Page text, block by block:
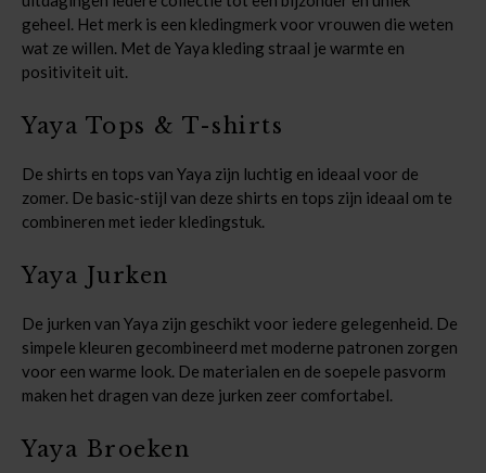
geheel. Het merk is een kledingmerk voor vrouwen die weten
wat ze willen. Met de Yaya kleding straal je warmte en
positiviteit uit.
Yaya Tops & T-shirts
De shirts en tops van Yaya zijn luchtig en ideaal voor de
zomer. De basic-stijl van deze shirts en tops zijn ideaal om te
combineren met ieder kledingstuk.
Yaya Jurken
De jurken van Yaya zijn geschikt voor iedere gelegenheid. De
simpele kleuren gecombineerd met moderne patronen zorgen
voor een warme look. De materialen en de soepele pasvorm
maken het dragen van deze jurken zeer comfortabel.
Yaya Broeken